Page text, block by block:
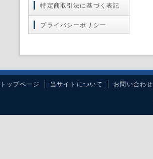
特定商取引法に基づく表記
プライバシーポリシー
トップページ 当サイトについて お問い合わせ